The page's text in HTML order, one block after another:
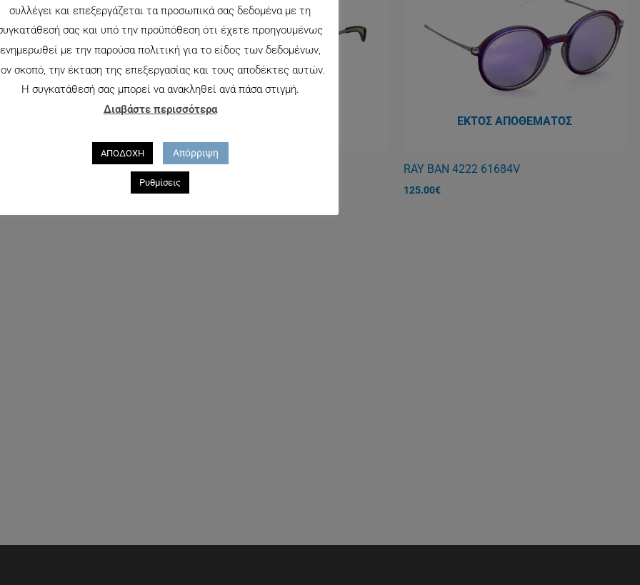
JUSTIN 5A DG2152-2
162.00
ΕΚΤΌΣ ΑΠΟΘΈΜΑΤΟΣ
RAY BAN 4222 61684V
125.00€
συλλέγει και επεξεργάζεται τα προσωπικά σας δεδομένα με τη
σας και υπό την προϋπόθεση ότι έχετε προηγουμένως
ενημερωθεί με την παρούσα πολιτική για το είδος των δεδομένων,
σκοπό, την έκταση της επεξεργασίας και τους αποδέκτες αυτών.
Η συγκατάθεσή σας μπορεί να ανακληθεί ανά πάσα στιγμή.
Διαβάστε περισσότερα
ΑΠΟΔΟΧΗ Απόρριψη
Ρυθμίσεις